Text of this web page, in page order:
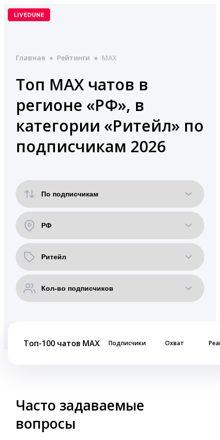
Перейти
Главная ● Рейтинги ● MAX
Топ MAX чатов в
регионе «РФ», в
категории «Ритейл» по
подписчикам 2026
Топ-100 чатов MAX Подписчики Охват
Часто задаваемые
вопросы